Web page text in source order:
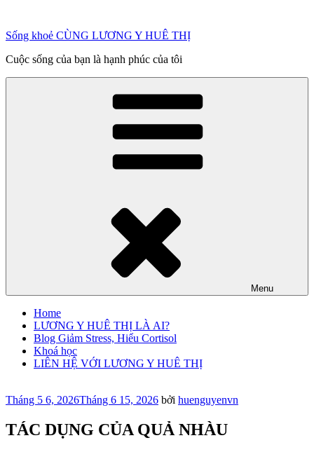
phần
dung
Sống khoẻ CÙNG LƯƠNG Y HUÊ THỊ
Cuộc sống của bạn là hạnh phúc của tôi
Menu
Home
LƯƠNG Y HUÊ THỊ LÀ AI?
Blog Giảm Stress, Hiểu Cortisol
Khoá học
LIÊN HỆ VỚI LƯƠNG Y HUÊ THỊ
Đăng
Tháng 5 6, 2026Tháng 6 15, 2026 bởi huenguyenvn
TÁC DỤNG CỦA QUẢ NHÀU